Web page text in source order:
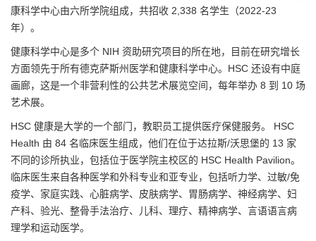
康科学中心由六所学院组成，共招收 2,338 名学生（2022-23
年）。
健康科学中心是多个 NIH 资助研究项目的所在地，目前在研究增长
方面领先于所有德克萨斯州医学和健康科学中心。HSC 还设有中庭
画廊，这是一个非营利性的公共艺术展览空间，每年举办 8 到 10 场
艺术展。
HSC 健康是大学的一个部门，教职员工提供医疗保健服务。 HSC
Health 由 84 名临床医生组成，他们在位于达拉斯/沃思堡的 13 家
不同的诊所执业，包括位于医学院主校区的 HSC Health Pavilion。
临床医生来自各种医学和外科专业和亚专业，包括听力学、过敏/免
疫学、家庭实践、心脏病学、皮肤病学、胃肠病学、神经病学、妇
产科、验光、整骨手法治疗、儿科、理疗、精神病学、言语语言病
理学和运动医学。